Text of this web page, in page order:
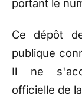
portant le
Ce dépôt
publique
Il ne
officielle de